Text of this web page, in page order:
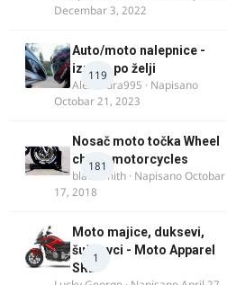
Decembar 3, 2022
119
Auto/moto nalepnice -
izrada po želji
Alexandra995 · Napisano
Octobar 21, 2023
181
Nosač moto točka Wheel
chock motorcycles
blacksmith · NapisanoOctobar
17, 2018
1
Moto majice, duksevi,
šuškavci - Moto Apparel
SRB